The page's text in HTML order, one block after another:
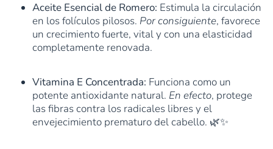
Aceite Esencial de Romero: Estimula la circulación
en los folículos pilosos. Por consiguiente, favorece
un crecimiento fuerte, vital y con una elasticidad
completamente renovada.
Vitamina E Concentrada: Funciona como un
potente antioxidante natural. En efecto, protege
las fibras contra los radicales libres y el
envejecimiento prematuro del cabello. 🌿✨